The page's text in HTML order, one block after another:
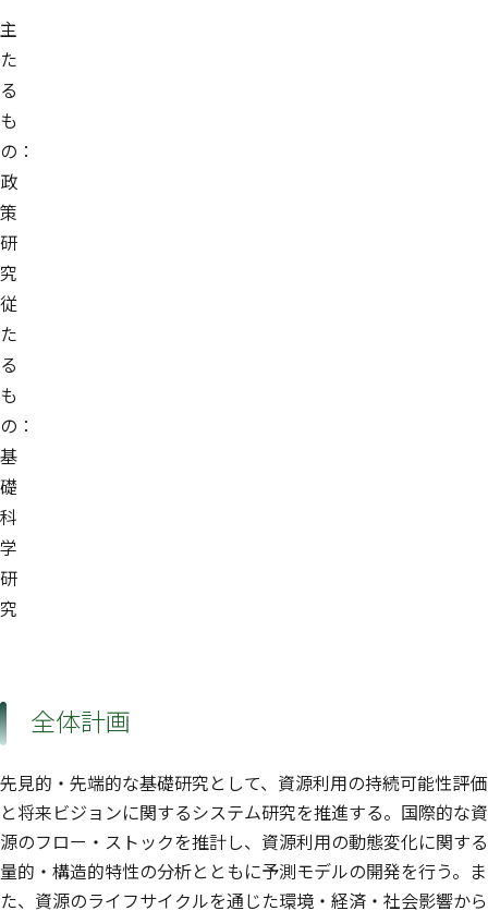
主
た
る
も
の：
政
策
研
究
従
た
る
も
の：
基
礎
科
学
研
究
全体計画
先見的・先端的な基礎研究として、資源利用の持続可能性評価
と将来ビジョンに関するシステム研究を推進する。国際的な資
源のフロー・ストックを推計し、資源利用の動態変化に関する
量的・構造的特性の分析とともに予測モデルの開発を行う。ま
た、資源のライフサイクルを通じた環境・経済・社会影響から